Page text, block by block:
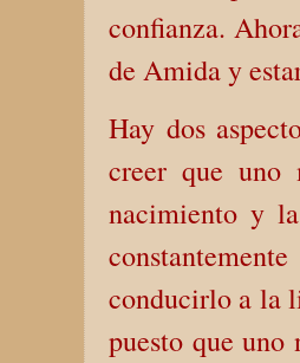
confianza.
de Amida y
Hay dos
creer que uno
nacimiento y
conducirlo a la
puesto que